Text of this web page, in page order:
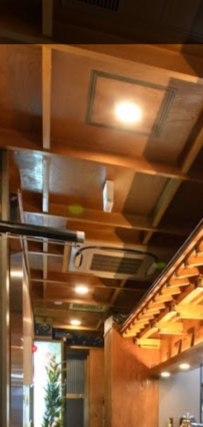
京町店